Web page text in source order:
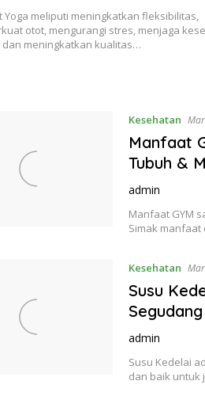
Yoga meliputi meningkatkan fleksibilitas,
otot, mengurangi stres, menjaga
dan meningkatkan kualitas…
Kesehatan
Manfaat
Tubuh &
admin
Manfaat GYM
Simak
Kesehatan
Susu
admin
Susu Kedelai
dan baik untuk